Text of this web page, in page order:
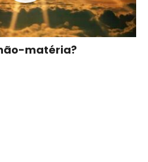
matéria?